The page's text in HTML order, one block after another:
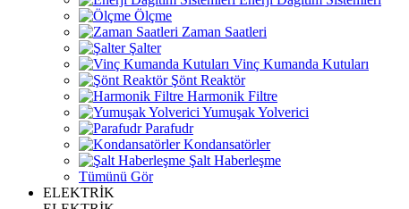
Ölçme
Zaman Saatleri
Şalter
Vinç Kumanda Kutuları
Şönt Reaktör
Harmonik Filtre
Yumuşak Yolverici
Parafudr
Kondansatörler
Şalt Haberleşme
Tümünü Gör
ELEKTRİK